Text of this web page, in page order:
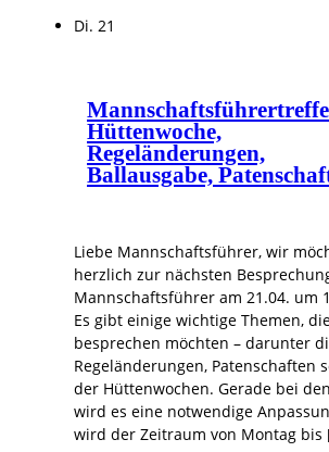
Di. 21
Hüttenwoche,
Regeländerungen,
Ballausgabe,
Liebe Mannschaftsführer, wir
herzlich zur nächsten
Mannschaftsführer am 21.04. um
Es gibt einige wichtige Themen,
besprechen möchten – darunter
Regeländerungen, Patenschaften
der Hüttenwochen. Gerade bei
wird es eine notwendige
wird der Zeitraum von Montag bis